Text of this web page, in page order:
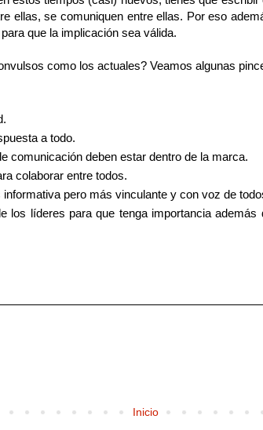
ellas, se comuniquen entre ellas. Por eso
que la implicación sea válida.
como los actuales? Veamos algunas
a todo.
comunicación deben estar dentro de la marca.
colaborar entre todos.
pero más vinculante y con voz de
los líderes para que tenga importancia
Inicio